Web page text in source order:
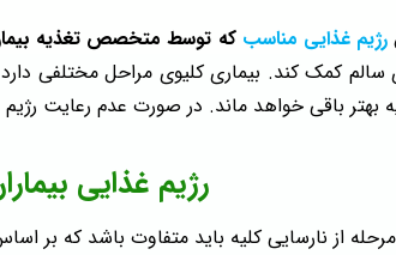
رژیم غذایی مناسب که توسط متخصص تغذیه
کمک کند. بیماری کلیوی مراحل مختلفی
بهتر باقی خواهد ماند. در صورت عدم رعایت
رژیم غذایی
از نارسایی کلیه باید متفاوت باشد که بر